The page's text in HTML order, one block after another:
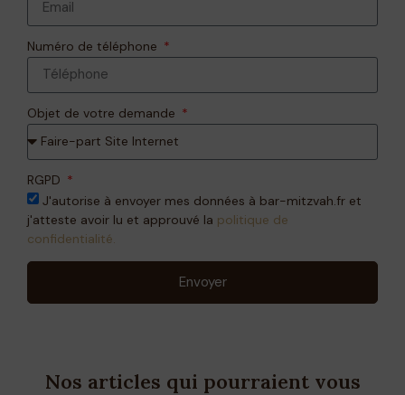
Numéro de téléphone
Objet de votre demande
RGPD
J'autorise à envoyer mes données à bar-mitzvah.fr et
j'atteste avoir lu et approuvé la politique de
confidentialité.
Envoyer
Nos articles qui pourraient vous